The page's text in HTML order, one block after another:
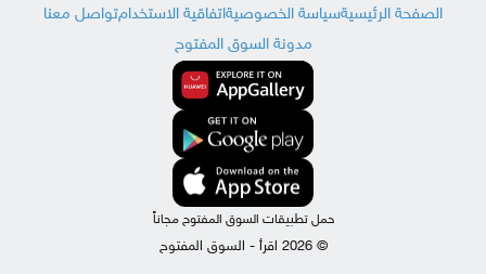
الصفحة الرئيسيةسياسة الخصوصيةاتفاقية الاستخدامتواصل معنا
مدونة السوق المفتوح
حمل تطبيقات السوق المفتوح مجاناً
© 2026 اقرأ - السوق المفتوح